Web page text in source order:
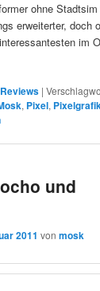
ohne
erweiterter, doch
im
|
, Pixel,
und
2011 vonmosk